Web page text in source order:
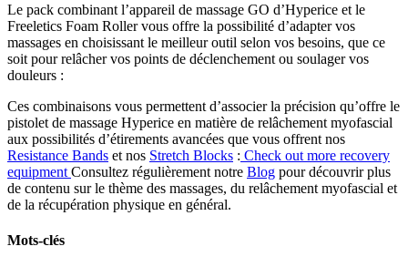
Le pack combinant l’appareil de massage GO d’Hyperice et le
Freeletics Foam Roller vous offre la possibilité d’adapter vos
massages en choisissant le meilleur outil selon vos besoins, que ce
soit pour relâcher vos points de déclenchement ou soulager vos
douleurs :
Ces combinaisons vous permettent d’associer la précision qu’offre le
pistolet de massage Hyperice en matière de relâchement myofascial
aux possibilités d’étirements avancées que vous offrent nos
Resistance Bands et nos Stretch Blocks : Check out more recovery
equipment Consultez régulièrement notre Blog pour découvrir plus
de contenu sur le thème des massages, du relâchement myofascial et
de la récupération physique en général.
Mots-clés